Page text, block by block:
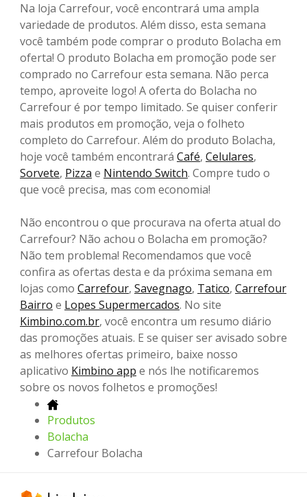
Na loja Carrefour, você encontrará uma ampla
variedade de produtos. Além disso, esta semana
você também pode comprar o produto Bolacha em
oferta! O produto Bolacha em promoção pode ser
comprado no Carrefour esta semana. Não perca
tempo, aproveite logo! A oferta do Bolacha no
Carrefour é por tempo limitado. Se quiser conferir
mais produtos em promoção, veja o folheto
completo do Carrefour. Além do produto Bolacha,
hoje você também encontrará Café, Celulares,
Sorvete, Pizza e Nintendo Switch. Compre tudo o
que você precisa, mas com economia!
Não encontrou o que procurava na oferta atual do
Carrefour? Não achou o Bolacha em promoção?
Não tem problema! Recomendamos que você
confira as ofertas desta e da próxima semana em
lojas como Carrefour, Savegnago, Tatico, Carrefour
Bairro e Lopes Supermercados. No site
Kimbino.com.br, você encontra um resumo diário
das promoções atuais. E se quiser ser avisado sobre
as melhores ofertas primeiro, baixe nosso
aplicativo Kimbino app e nós lhe notificaremos
sobre os novos folhetos e promoções!
Produtos
Bolacha
Carrefour Bolacha